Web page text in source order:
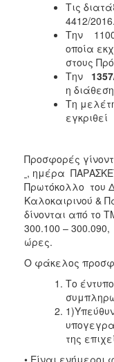
Τις
4412/2016.
Την
οποία
στους
Την
η
Τη
εγκριθεί
Προσφορές
, ημέρα
Πρωτόκολλο του
Καλοκαιρινού &
δίνονται από
300.100 –
ώρες.
Ο φάκελος
Το
της
• Είναι